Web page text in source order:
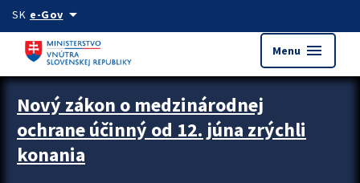
Preskocit na hlavný obsah
SK e-Govarrow_drop_down
Menu menu
Zastavit automatický posun upútavok
Nový zákon o medzinárodnej
ochrane účinný od 12. júna zrýchli
konania